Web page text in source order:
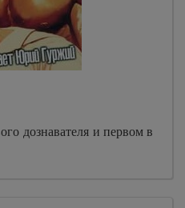
дознавателя и первом в